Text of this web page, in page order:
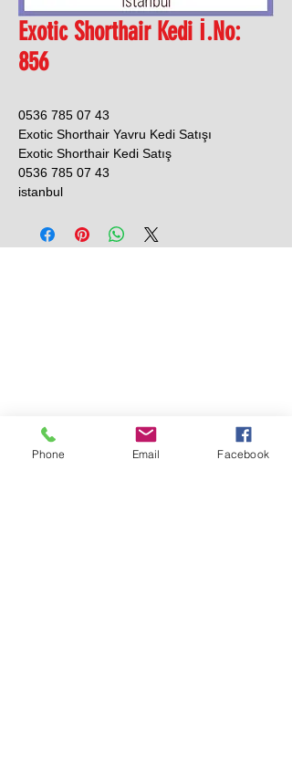
Exotic Shorthair Kedi İ.No:
856
0536 785 07 43
Exotic Shorthair Yavru Kedi Satışı
Exotic Shorthair Kedi Satış
0536 785 07 43
istanbul
Phone Email Facebook